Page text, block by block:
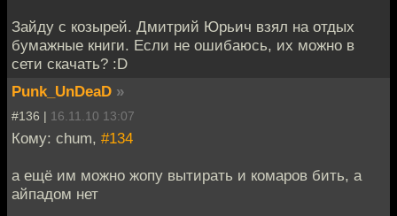
Зайду с козырей. Дмитрий Юрьич взял на отдых
бумажные книги. Если не ошибаюсь, их можно в
сети скачать? :D
Punk_UnDeaD »
#136 | 16.11.10 13:07
Кому: chum, #134
а ещё им можно жопу вытирать и комаров бить, а
айпадом нет